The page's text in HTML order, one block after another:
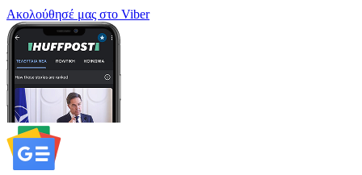
Ακολούθησέ μας στο Viber